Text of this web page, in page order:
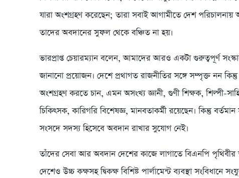
যারা অংশগ্রহণ করেছেন; তারা সবাই আগামীতে দেশ পরিচালনায়
তাদের অবদানের সুফল থেকে বঞ্চিত না হয়।
ভারপ্রাপ্ত চেয়ারম্যান বলেন, আমাদের আরও একটা গুরুত্বপূর্ণ
জানানো প্রয়োজন। দেশে প্রথাগত রাজনীতির সঙ্গে সম্পৃক্ত নন
অংশগ্রহণ করতে চান, এমন অসংখ্য জ্ঞানী, গুণী শিক্ষক, শিল্পী-
চিকিৎসক, কারিগরি বিশেষজ্ঞ, মানবতাকর্মী রয়েছেন। কিন্তু
সংসদে সদস্য হিসেবে অবদান রাখার সুযোগ নেই।
তাঁদের সেবা আর অবদান দেশের কাজে লাগাতে বিএনপি
দেশেও উচ্চ কক্ষসহ দ্বিকক্ষ বিশিষ্ট পার্লামেন্ট ব্যবস্থা সংবিধানে